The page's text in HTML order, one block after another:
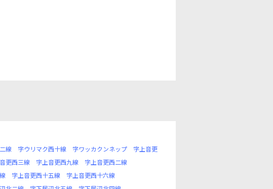
線 字ウリマク西十線 字ワッカクンネップ
字上音更
更西三線 字上音更西九線
字上音更西二線
字上音更西十五線
字上音更西十六線